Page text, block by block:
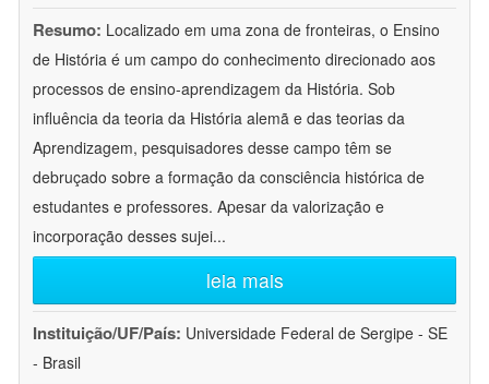
Resumo: Localizado em uma zona de fronteiras, o Ensino
de História é um campo do conhecimento direcionado aos
processos de ensino-aprendizagem da História. Sob
influência da teoria da História alemã e das teorias da
Aprendizagem, pesquisadores desse campo têm se
debruçado sobre a formação da consciência histórica de
estudantes e professores. Apesar da valorização e
incorporação desses sujei...
leia mais
Instituição/UF/País: Universidade Federal de Sergipe - SE
- Brasil